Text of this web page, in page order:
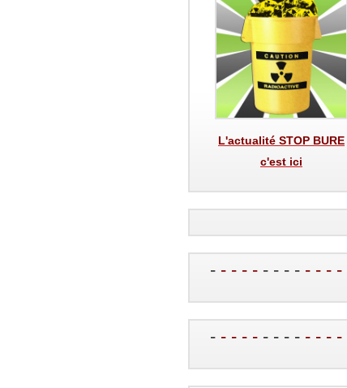
L'actualité STOP BURE
c'est ici
- - - - - - - - - - - - -
- - - - - - - - - - - - -